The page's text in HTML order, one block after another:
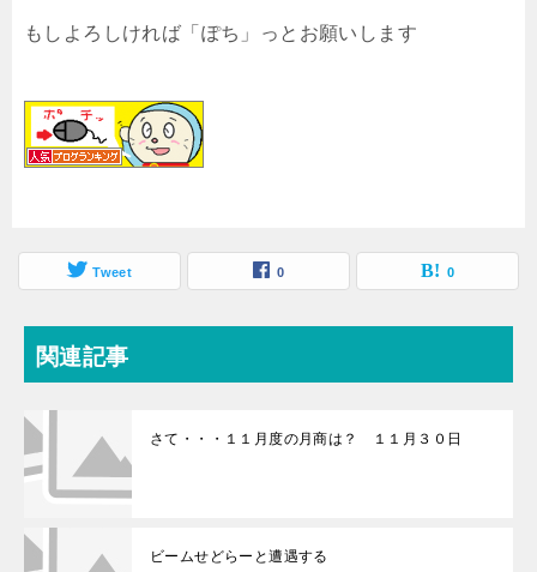
もしよろしければ「ぽち」っとお願いします
Tweet 0 0
関連記事
さて・・・１１月度の月商は？ １１月３０日
ビームせどらーと遭遇する